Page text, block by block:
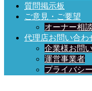
質問掲示板
ご意見・ご要望
オーナー相
代理店お問い合わ
企業様お問
運営事業者
プライバシ